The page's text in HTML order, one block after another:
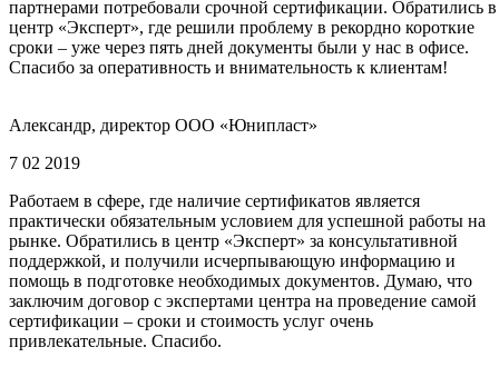
партнерами потребовали срочной сертификации. Обратились в
центр «Эксперт», где решили проблему в рекордно короткие
сроки – уже через пять дней документы были у нас в офисе.
Спасибо за оперативность и внимательность к клиентам!
Александр, директор ООО «Юнипласт»
7 02 2019
Работаем в сфере, где наличие сертификатов является
практически обязательным условием для успешной работы на
рынке. Обратились в центр «Эксперт» за консультативной
поддержкой, и получили исчерпывающую информацию и
помощь в подготовке необходимых документов. Думаю, что
заключим договор с экспертами центра на проведение самой
сертификации – сроки и стоимость услуг очень
привлекательные. Спасибо.